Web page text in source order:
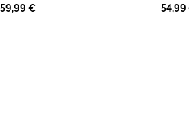
59,99 €
54,99